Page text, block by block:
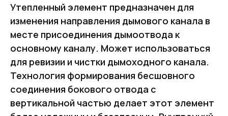
Утепленный элемент предназначен для
изменения направления дымового канала в
месте присоединения дымоотвода к
основному каналу. Может использоваться
для ревизии и чистки дымоходного канала.
Технология формирования бесшовного
соединения бокового отвода с
вертикальной частью делает этот элемент